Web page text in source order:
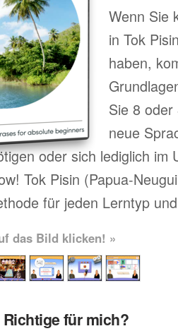
Wenn Sie
in Tok
haben,
Sie 8
neue
oder sich lediglich im
Tok Pisin (Papua-
für jeden Lerntyp
das Bild klicken! »
für mich?